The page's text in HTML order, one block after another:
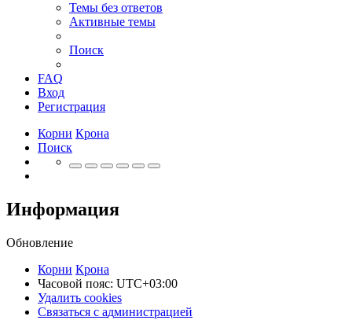
Темы без ответов
Активные темы
Поиск
FAQ
Вход
Регистрация
Корни Крона
Поиск
Информация
Обновление
Корни Крона
Часовой пояс: UTC+03:00
Удалить cookies
Связаться
Связаться с администрацией